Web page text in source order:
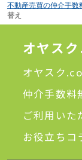
不動産売買の仲介手数
替え
オヤス
オヤスク
仲介手数料
ご利用いた
お役立ちコ